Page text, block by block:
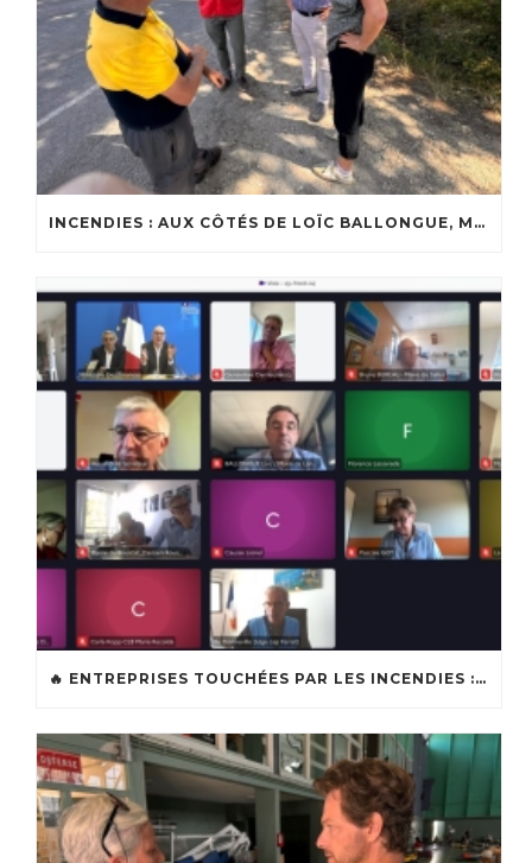
INCENDIES : AUX CÔTÉS DE LOÏC BALLONGUE, MAIRE DE LANTON
🔥 ENTREPRISES TOUCHÉES PAR LES INCENDIES : LES DISPOSITIFS D’ACCOMPAGNEMENT MIS EN PLACE AFIN DE SOUTENIR LES ENTREPRISES ET LES TRAVAILLEURS INDÉPENDANTS IMPACTÉS SUR LE BASSIN D’ARCACHON